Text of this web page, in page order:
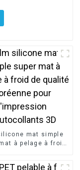
mat simple
à pelage à froid
d'autocollants